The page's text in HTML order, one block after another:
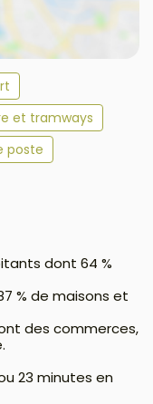
et tramways
poste
dont 64 %
% de maisons et
des commerces,
23 minutes en